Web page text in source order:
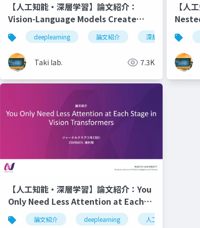
人工知能 マルチモーダル モダリティギャッ
【人工知能・深層学習】論文紹介：
Vision-Language Models Create
Cross-Modal Task Representations
deeplearning 論文紹介 深層学習
Taki lab. 7.3K
【人
Deep
深層学習 lora
【人工知能・深層学習】論文紹介：You
Only Need Less Attention at Each
Stage in Vision Transformers
論文紹介 deeplearning 人工知能